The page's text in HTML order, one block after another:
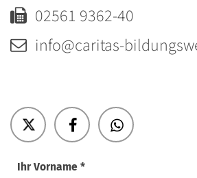
Ihr Vorname *
02561 9362-40
info@caritas-